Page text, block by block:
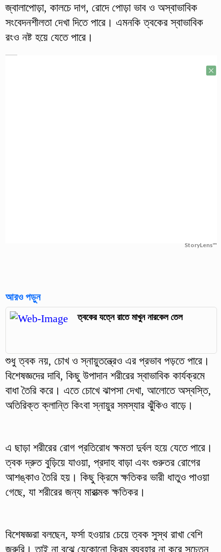
জ্বালাপোড়া, কালচে দাগ, রোদে পোড়া ভাব ও অস্বাভাবিক
সংবেদনশীলতা দেখা দিতে পারে। এমনকি ত্বকের স্বাভাবিক
রংও নষ্ট হয়ে যেতে পারে।
StoryLens™
আরও পড়ুন
ত্বকের যত্নে রাতে মাখুন নারকেল তেল
শুধু ত্বক নয়, চোখ ও স্নায়ুতন্ত্রেও এর প্রভাব পড়তে পারে।
বিশেষজ্ঞদের দাবি, কিছু উপাদান শরীরের স্বাভাবিক কার্যক্রমে
বাধা তৈরি করে। এতে চোখে ঝাপসা দেখা, আলোতে অস্বস্তি,
অতিরিক্ত ক্লান্তি কিংবা স্নায়ুর সমস্যার ঝুঁকিও বাড়ে।
এ ছাড়া শরীরের রোগ প্রতিরোধ ক্ষমতা দুর্বল হয়ে যেতে পারে।
ত্বক দ্রুত বুড়িয়ে যাওয়া, প্রদাহ বাড়া এবং গুরুতর রোগের
আশঙ্কাও তৈরি হয়। কিছু ক্রিমে ক্ষতিকর ভারী ধাতুও পাওয়া
গেছে, যা শরীরের জন্য মারাত্মক ক্ষতিকর।
বিশেষজ্ঞরা বলছেন, ফর্সা হওয়ার চেয়ে ত্বক সুস্থ রাখা বেশি
জরুরি। তাই না বুঝে যেকোনো ক্রিম ব্যবহার না করে সচেতন